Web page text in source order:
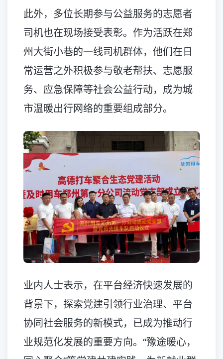
此外，多位长期参与公益服务的志愿者
司机也在现场接受表彰。作为活跃在郑
州大街小巷的一线司机群体，他们在日
常运营之外积极参与敬老帮扶、志愿服
务、应急保障等社会公益行动，成为城
市温暖出行网络的重要组成部分。
业内人士表示，在平台经济快速发展的
背景下，探索党建引领行业治理、平台
协同社会服务的新模式，已成为推动行
业规范化发展的重要方向。“豫途暖心，